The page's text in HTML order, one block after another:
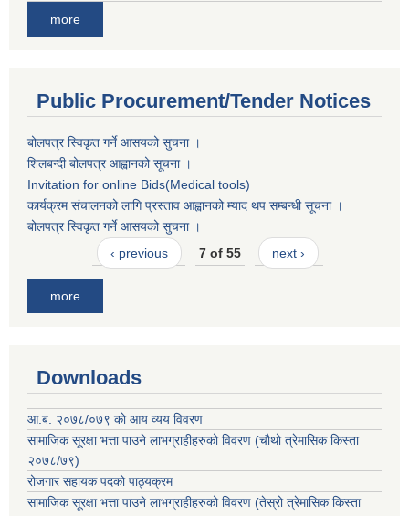
more
Public Procurement/Tender Notices
बोलपत्र स्विकृत गर्ने आसयको सुचना ।
शिलबन्दी बोलपत्र आह्वानको सूचना ।
Invitation for online Bids(Medical tools)
कार्यक्रम संचालनको लागि प्रस्ताव आह्वानको म्याद थप सम्बन्धी सूचना ।
बोलपत्र स्विकृत गर्ने आसयको सुचना ।
‹ previous
7 of 55 next ›
more
Downloads
आ.ब. २०७८/०७९ काे आय व्यय विवरण
सामाजिक सूरक्षा भत्ता पाउने लाभग्राहीहरुको विवरण (चौथो त्रेमासिक किस्ता
२०७८/७९)
रोजगार सहायक पदको पाठ्यक्रम
सामाजिक सूरक्षा भत्ता पाउने लाभग्राहीहरुको विवरण (तेस्रो त्रेमासिक किस्ता